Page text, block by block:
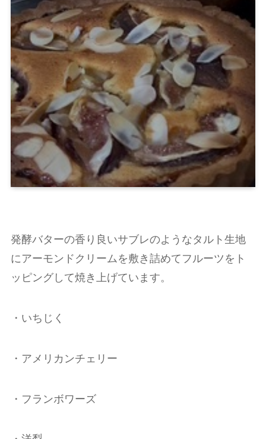
発酵バターの香り良いサブレのようなタルト生地
にアーモンドクリームを敷き詰めてフルーツをト
ッピングして焼き上げています。
・いちじく
・アメリカンチェリー
・フランボワーズ